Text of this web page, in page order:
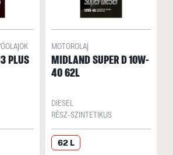
PLUS
MOTOROLAJ
MIDLAND SUPER D 10W-
40 62L
DIESEL
RÉSZ-SZINTETIKUS
62 L